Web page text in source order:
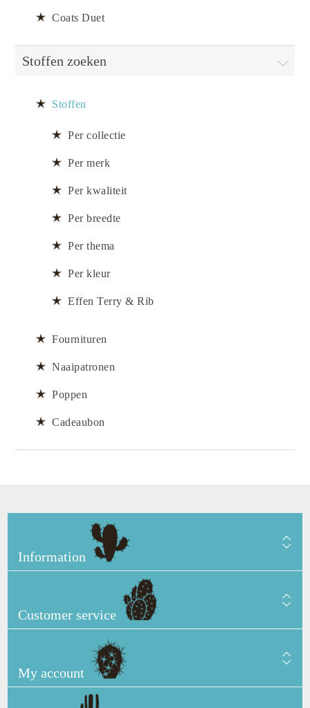
Coats Duet
Stoffen zoeken
Stoffen
Per collectie
Per merk
Per kwaliteit
Per breedte
Per thema
Per kleur
Effen Terry & Rib
Fournituren
Naaipatronen
Poppen
Cadeaubon
Information
Customer service
My account